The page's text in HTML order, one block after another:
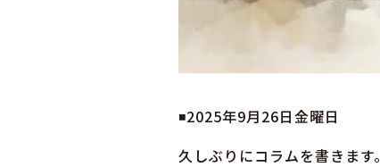
◾️2025年9月26日金曜日
久しぶりにコラムを書きます。